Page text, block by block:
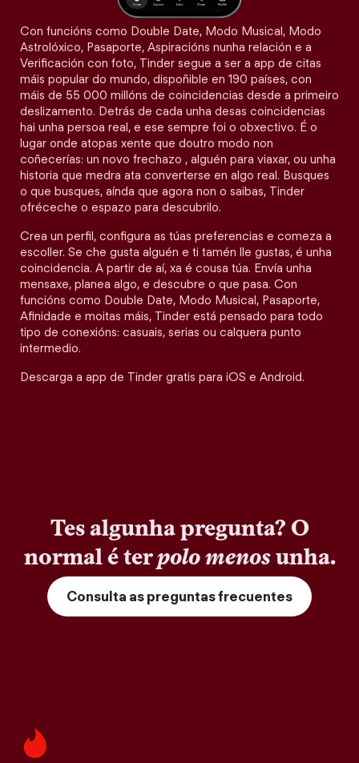
Con funcións como Double Date, Modo Musical, Modo
Astrolóxico, Pasaporte, Aspiracións nunha relación e a
Verificación con foto, Tinder segue a ser a app de citas
máis popular do mundo, dispoñible en 190 países, con
máis de 55 000 millóns de coincidencias desde a primeiro
deslizamento. Detrás de cada unha desas coincidencias
hai unha persoa real, e ese sempre foi o obxectivo. É o
lugar onde atopas xente que doutro modo non
coñecerías: un novo frechazo , alguén para viaxar, ou unha
historia que medra ata converterse en algo real. Busques
o que busques, aínda que agora non o saibas, Tinder
ofréceche o espazo para descubrilo.
Crea un perfil, configura as túas preferencias e comeza a
escoller. Se che gusta alguén e ti tamén lle gustas, é unha
coincidencia. A partir de aí, xa é cousa túa. Envía unha
mensaxe, planea algo, e descubre o que pasa. Con
funcións como Double Date, Modo Musical, Pasaporte,
Afinidade e moitas máis, Tinder está pensado para todo
tipo de conexións: casuais, serias ou calquera punto
intermedio.
Descarga a app de Tinder gratis para iOS e Android.
Tes algunha pregunta? O
normal é terpolo menosunha.
Consulta as preguntas frecuentes